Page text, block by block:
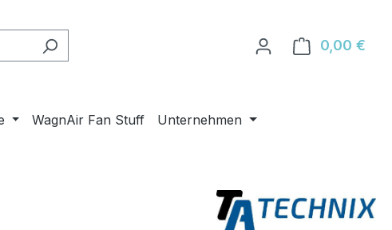
0,00 €
WagnAir Fan Stuff Unternehmen